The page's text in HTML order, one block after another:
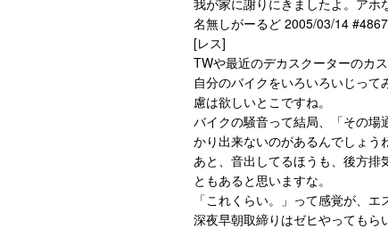
名無しがーるど 2005/03/14 #4867
[レス]
TWや最近のデカスクーターのカ
自分のバイクをいろいろいじっ
慮は欲しいとこですね。
バイクの騒音って結局、「その場
かり出来ないのがあるんでしょうね
あと、音出してるほうも、後方排
ともあると思いますな。
「これくらい。」って感覚が、エ
深夜早朝取締りはゼヒやってもら